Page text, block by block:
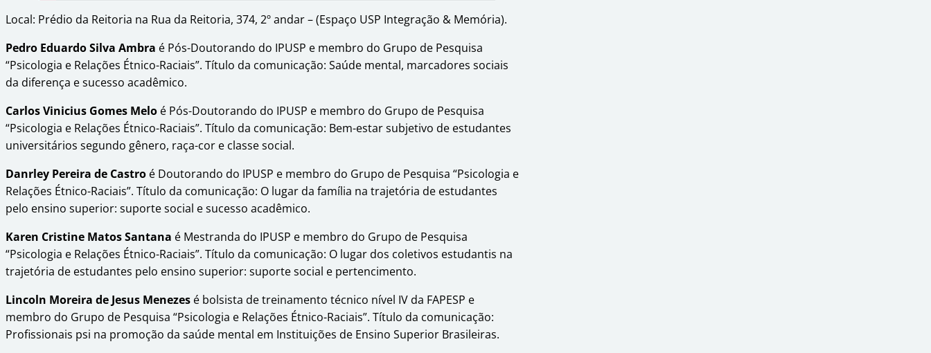
Local: Prédio da Reitoria na Rua da Reitoria, 374, 2º andar – (Espaço USP Integração & Memória).
Pedro Eduardo Silva Ambra é Pós-Doutorando do IPUSP e membro do Grupo de Pesquisa
“Psicologia e Relações Étnico-Raciais”. Título da comunicação: Saúde mental, marcadores sociais
da diferença e sucesso acadêmico.
Carlos Vinicius Gomes Melo é Pós-Doutorando do IPUSP e membro do Grupo de Pesquisa
“Psicologia e Relações Étnico-Raciais”. Título da comunicação: Bem-estar subjetivo de estudantes
universitários segundo gênero, raça-cor e classe social.
Danrley Pereira de Castro é Doutorando do IPUSP e membro do Grupo de Pesquisa “Psicologia e
Relações Étnico-Raciais”. Título da comunicação: O lugar da família na trajetória de estudantes
pelo ensino superior: suporte social e sucesso acadêmico.
Karen Cristine Matos Santana é Mestranda do IPUSP e membro do Grupo de Pesquisa
“Psicologia e Relações Étnico-Raciais”. Título da comunicação: O lugar dos coletivos estudantis na
trajetória de estudantes pelo ensino superior: suporte social e pertencimento.
Lincoln Moreira de Jesus Menezes é bolsista de treinamento técnico nível IV da FAPESP e
membro do Grupo de Pesquisa “Psicologia e Relações Étnico-Raciais”. Título da comunicação:
Profissionais psi na promoção da saúde mental em Instituições de Ensino Superior Brasileiras.